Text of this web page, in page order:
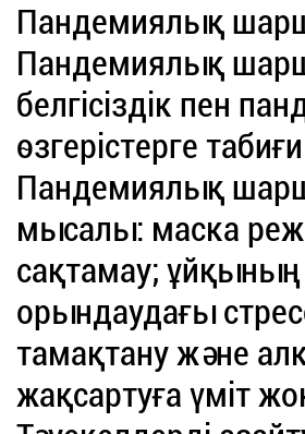
Пандемиялық
Пандемиялық
белгісіздік пен
өзгерістерге
Пандемиялық
мысалы: маска
сақтамау;
орындаудағы
тамақтану және
жақсартуға үміт